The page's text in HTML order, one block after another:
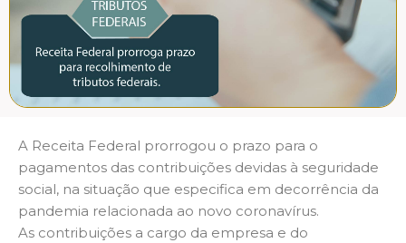
A Receita Federal prorrogou o prazo para o
pagamentos das contribuições devidas à seguridade
social, na situação que especifica em decorrência da
pandemia relacionada ao novo coronavírus.
As contribuições a cargo da empresa e do